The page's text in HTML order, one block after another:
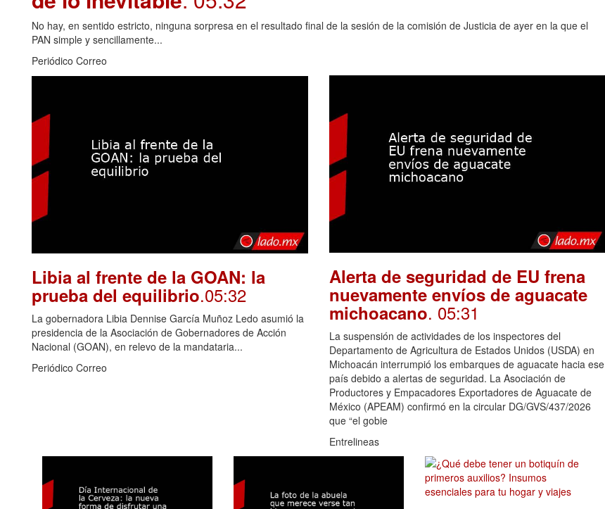
No hay, en sentido estricto, ninguna sorpresa en el resultado final de la sesión de la comisión de Justicia de ayer en la que el
PAN simple y sencillamente...
Periódico Correo
Libia al frente de la GOAN: la
prueba del equilibrio.05:32
La gobernadora Libia Dennise García Muñoz Ledo asumió la
presidencia de la Asociación de Gobernadores de Acción
Nacional (GOAN), en relevo de la mandataria...
Periódico Correo
Alerta de seguridad de EU frena
nuevamente envíos de aguacate
michoacano. 05:31
La suspensión de actividades de los inspectores del
Departamento de Agricultura de Estados Unidos (USDA) en
Michoacán interrumpió los embarques de aguacate hacia ese
país debido a alertas de seguridad. La Asociación de
Productores y Empacadores Exportadores de Aguacate de
México (APEAM) confirmó en la circular DG/GVS/437/2026
que “el gobie
Entrelineas